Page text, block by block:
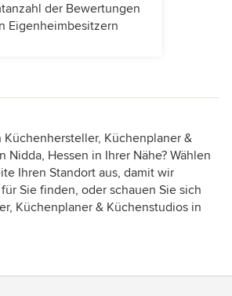
der Bewertungen
Eigenheimbesitzern
Küchenplaner &
Nidda, Hessen in Ihrer Nähe? Wählen
Ihren Standort aus, damit wir
Sie finden, oder schauen Sie sich
Küchenplaner & Küchenstudios in